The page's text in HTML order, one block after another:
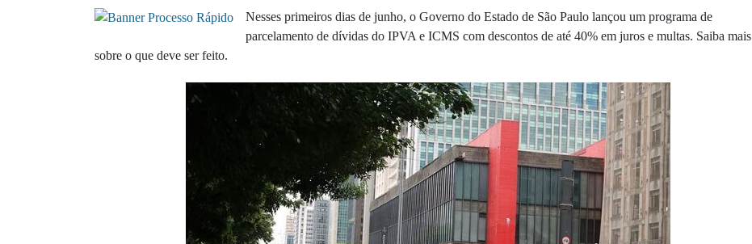
Nesses primeiros dias de junho, o Governo do Estado de São Paulo lançou um programa de
parcelamento de dívidas do IPVA e ICMS com descontos de até 40% em juros e multas. Saiba mais
sobre o que deve ser feito.